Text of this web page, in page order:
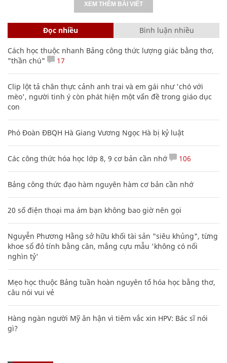
XEM THÊM BÀI VIẾT
Đọc nhiều Bình luận nhiều
Cách học thuộc nhanh Bảng công thức lượng giác bằng thơ,
"thần chú"
17
Clip lột tả chân thực cảnh anh trai và em gái như 'chó với
mèo', người tinh ý còn phát hiện một vấn đề trong giáo dục
con
Phó Đoàn ĐBQH Hà Giang Vương Ngọc Hà bị kỷ luật
Các công thức hóa học lớp 8, 9 cơ bản cần nhớ 106
Bảng công thức đạo hàm nguyên hàm cơ bản cần nhớ
20 số điện thoại ma ám bạn không bao giờ nên gọi
Nguyễn Phương Hằng sở hữu khối tài sản "siêu khủng", từng
khoe sổ đỏ tính bằng cân, mắng cựu mẫu 'không có nổi
nghìn tỷ'
Mẹo học thuộc Bảng tuần hoàn nguyên tố hóa học bằng thơ,
câu nói vui vẻ
Hàng ngàn người Mỹ ân hận vì tiêm vắc xin HPV: Bác sĩ nói
gì?